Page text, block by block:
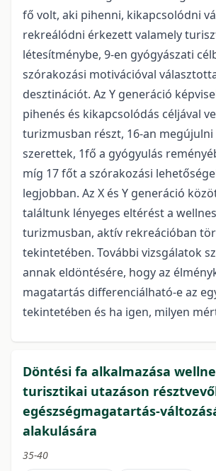
fő volt, aki pihenni, kikapcsolódni
rekreálódni érkezett valamely
létesítménybe, 9-en gyógyászati
szórakozási motivációval
desztinációt. Az Y generáció
pihenés és kikapcsolódás céljával
turizmusban részt, 16-an
szerettek, 1fő a gyógyulás
míg 17 főt a szórakozási
legjobban. Az X és Y generáció
találtunk lényeges eltérést a
turizmusban, aktív rekreációban
tekintetében. További vizsgálatok
annak eldöntésére, hogy az
magatartás differenciálható-e az
tekintetében és ha igen, milyen
Döntési fa alkalmazása
turisztikai utazáson
egészségmagatartás-
alakulására
35-40